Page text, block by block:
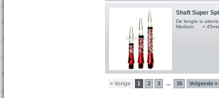
Shaft Super
De lengte is
Medium =
« Vorige 1 2 3 ... 35 Volgende »